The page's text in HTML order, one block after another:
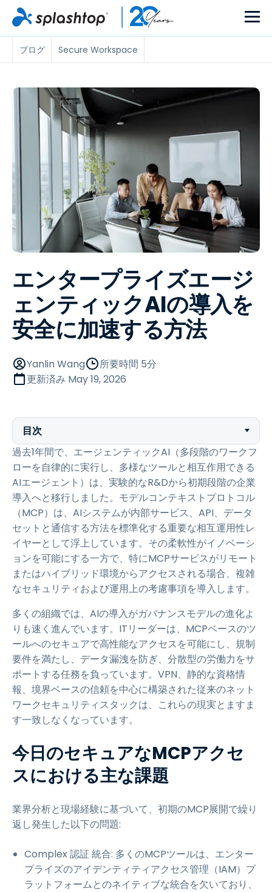
ブログ Secure Workspace
エンタープライズエージ
ェンティックAIの導入を
安全に加速する方法
Yanlin Wang
所要時間 5分
更新済み May 19, 2026
目次
過去1年間で、エージェンティックAI（多段階のワークフ
ローを自律的に実行し、多様なツールと相互作用できる
AIエージェント）は、実験的なR&Dから初期段階の企業
導入へと移行しました。モデルコンテキストプロトコル
（MCP）は、AIシステムが内部サービス、API、データ
セットと通信する方法を標準化する重要な相互運用性レ
イヤーとして浮上しています。その柔軟性がイノベーシ
ョンを可能にする一方で、特にMCPサービスがリモート
またはハイブリッド環境からアクセスされる場合、複雑
なセキュリティおよび運用上の考慮事項を導入します。
多くの組織では、AIの導入がガバナンスモデルの進化よ
りも速く進んでいます。ITリーダーは、MCPベースのツ
ールへのセキュアで高性能なアクセスを可能にし、規制
要件を満たし、データ漏洩を防ぎ、分散型の労働力をサ
ポートする任務を負っています。VPN、静的な資格情
報、境界ベースの信頼を中心に構築された従来のネット
ワークセキュリティスタックは、これらの現実とますま
す一致しなくなっています。
今日のセキュアなMCPアクセ
スにおける主な課題
業界分析と現場経験に基づいて、初期のMCP展開で繰り
返し発生した以下の問題:
Complex 認証 統合: 多くのMCPツールは、エンター
プライズのアイデンティティアクセス管理（IAM）プ
ラットフォームとのネイティブな統合を欠いており、